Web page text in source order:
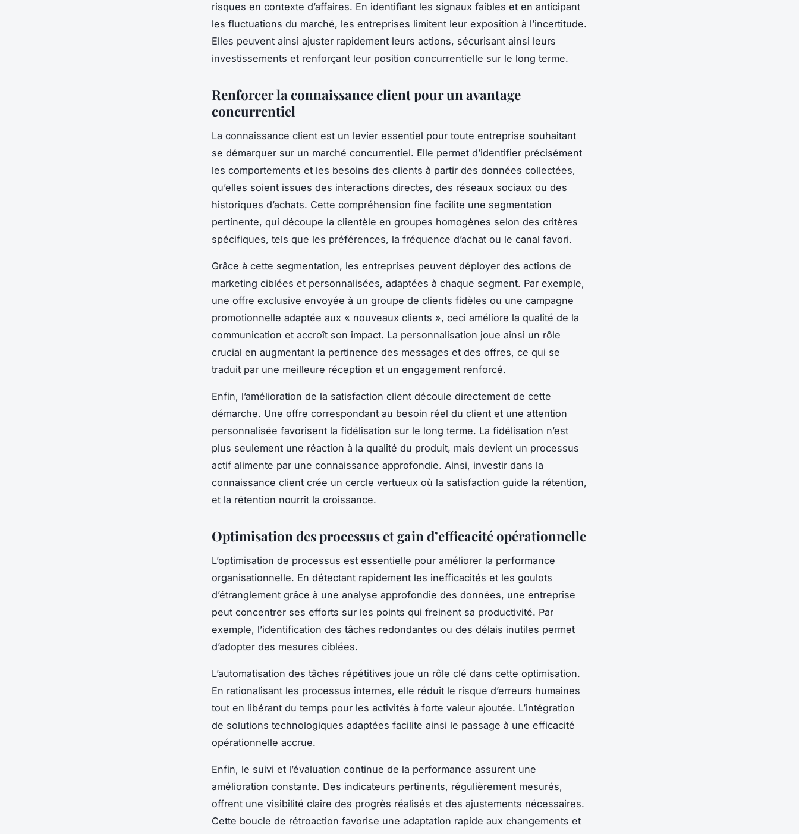
risques en contexte d’affaires. En identifiant les signaux faibles et en anticipant
les fluctuations du marché, les entreprises limitent leur exposition à l’incertitude.
Elles peuvent ainsi ajuster rapidement leurs actions, sécurisant ainsi leurs
investissements et renforçant leur position concurrentielle sur le long terme.
Renforcer la connaissance client pour un avantage
concurrentiel
La connaissance client est un levier essentiel pour toute entreprise souhaitant
se démarquer sur un marché concurrentiel. Elle permet d’identifier précisément
les comportements et les besoins des clients à partir des données collectées,
qu’elles soient issues des interactions directes, des réseaux sociaux ou des
historiques d’achats. Cette compréhension fine facilite une segmentation
pertinente, qui découpe la clientèle en groupes homogènes selon des critères
spécifiques, tels que les préférences, la fréquence d’achat ou le canal favori.
Grâce à cette segmentation, les entreprises peuvent déployer des actions de
marketing ciblées et personnalisées, adaptées à chaque segment. Par exemple,
une offre exclusive envoyée à un groupe de clients fidèles ou une campagne
promotionnelle adaptée aux « nouveaux clients », ceci améliore la qualité de la
communication et accroît son impact. La personnalisation joue ainsi un rôle
crucial en augmentant la pertinence des messages et des offres, ce qui se
traduit par une meilleure réception et un engagement renforcé.
Enfin, l’amélioration de la satisfaction client découle directement de cette
démarche. Une offre correspondant au besoin réel du client et une attention
personnalisée favorisent la fidélisation sur le long terme. La fidélisation n’est
plus seulement une réaction à la qualité du produit, mais devient un processus
actif alimente par une connaissance approfondie. Ainsi, investir dans la
connaissance client crée un cercle vertueux où la satisfaction guide la rétention,
et la rétention nourrit la croissance.
Optimisation des processus et gain d’efficacité opérationnelle
L’optimisation de processus est essentielle pour améliorer la performance
organisationnelle. En détectant rapidement les inefficacités et les goulots
d’étranglement grâce à une analyse approfondie des données, une entreprise
peut concentrer ses efforts sur les points qui freinent sa productivité. Par
exemple, l’identification des tâches redondantes ou des délais inutiles permet
d’adopter des mesures ciblées.
L’automatisation des tâches répétitives joue un rôle clé dans cette optimisation.
En rationalisant les processus internes, elle réduit le risque d’erreurs humaines
tout en libérant du temps pour les activités à forte valeur ajoutée. L’intégration
de solutions technologiques adaptées facilite ainsi le passage à une efficacité
opérationnelle accrue.
Enfin, le suivi et l’évaluation continue de la performance assurent une
amélioration constante. Des indicateurs pertinents, régulièrement mesurés,
offrent une visibilité claire des progrès réalisés et des ajustements nécessaires.
Cette boucle de rétroaction favorise une adaptation rapide aux changements et